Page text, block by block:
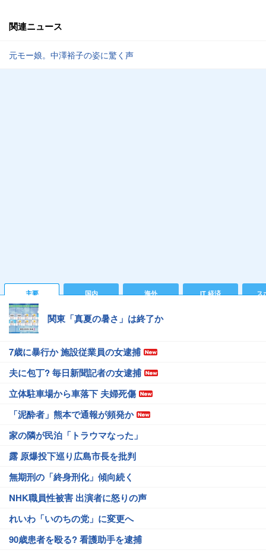
関連ニュース
元モー娘。中澤裕子の姿に驚く声
主要 国内 海外 IT 経済 ス
関東「真夏の暑さ」は終了か
7歳に暴行か 施設従業員の女逮捕
夫に包丁? 毎日新聞記者の女逮捕
立体駐車場から車落下 夫婦死傷
「泥酔者」熊本で通報が頻発か
家の隣が民泊「トラウマなった」
露 原爆投下巡り広島市長を批判
無期刑の「終身刑化」傾向続く
NHK職員性被害 出演者に怒りの声
れいわ「いのちの党」に変更へ
90歳患者を殴る? 看護助手を逮捕